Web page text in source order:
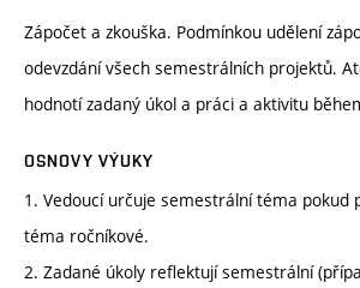
Zápočet a zkouška. Podmínkou udělení
odevzdání všech semestrálních projektů.
hodnotí zadaný úkol a práci a aktivitu
OSNOVY VÝUKY
1. Vedoucí určuje semestrální téma pokud
téma ročníkové.
2. Zadané úkoly reflektují semestrální